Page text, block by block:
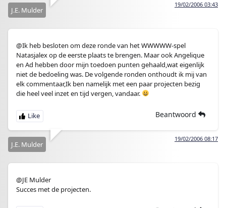
19/02/2006 03:43
J.E. Mulder
@Ik heb besloten om deze ronde van het WWWWW-spel
Natasjalex op de eerste plaats te brengen. Maar ook Angelique
en Ad hebben door mijn toedoen punten gehaald,wat eigenlijk
niet de bedoeling was. De volgende ronden onthoudt ik mij van
elk commentaar,Ik ben namelijk met een paar projecten bezig
die heel veel inzet en tijd vergen, vandaar.
Beantwoord
19/02/2006 08:17
J.E. Mulder
@JE Mulder
Succes met de projecten.